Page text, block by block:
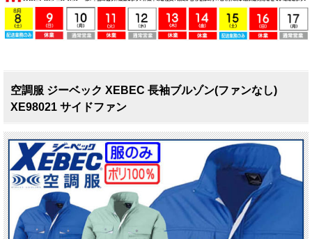
空調服 ジーベック XEBEC 長袖ブルゾン(ファンなし)
XE98021 サイドファン